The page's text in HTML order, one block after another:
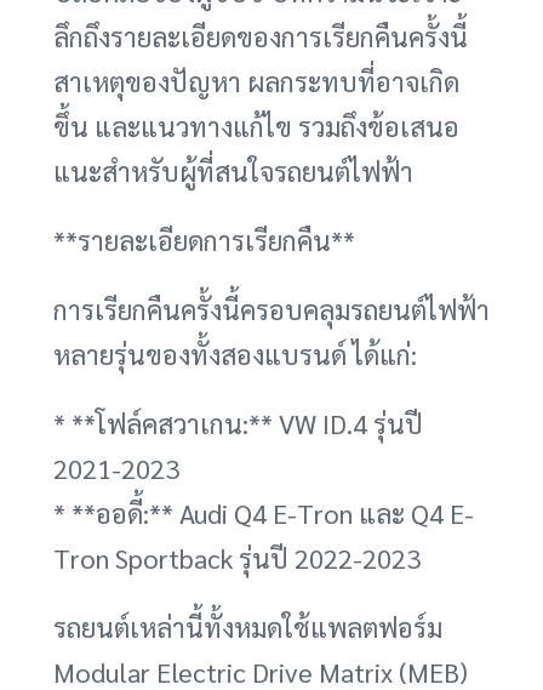
ลึกถึงรายละเอียดของการเรียกคืนครั้งนี้
สาเหตุของปัญหา ผลกระทบที่อาจเกิด
ขึ้น และแนวทางแก้ไข รวมถึงข้อเสนอ
แนะสำหรับผู้ที่สนใจรถยนต์ไฟฟ้า
**รายละเอียดการเรียกคืน**
การเรียกคืนครั้งนี้ครอบคลุมรถยนต์ไฟฟ้า
หลายรุ่นของทั้งสองแบรนด์ ได้แก่:
* **โฟล์คสวาเกน:** VW ID.4 รุ่นปี
2021-2023
* **ออดี้:** Audi Q4 E-Tron และ Q4 E-
Tron Sportback รุ่นปี 2022-2023
รถยนต์เหล่านี้ทั้งหมดใช้แพลตฟอร์ม
Modular Electric Drive Matrix (MEB)